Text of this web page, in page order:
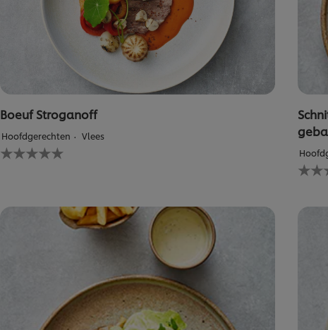
Boeuf Stroganoff
Hoofdgerechten Vlees
Geen
beoordelingen
recipe
Geen